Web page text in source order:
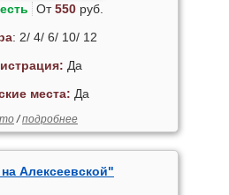
От550руб.
: 2/ 4/ 6/ 10/ 12
Да
места: Да
/подробнее
Алексеевской"